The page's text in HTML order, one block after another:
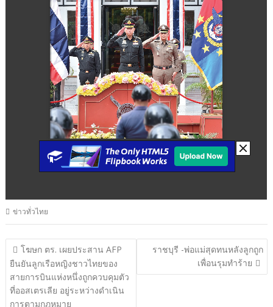
ข่าวทั่วไทย
แนะแนว
เรื่อง
โฆษก ตร. เผยประสาน AFP
ยืนยันลูกเรือหญิงชาวไทยของ
สายการบินแห่งหนึ่งถูกควบคุมตัว
ที่ออสเตรเลีย อยู่ระหว่างดำเนิน
การตามกฎหมาย
ราชบุรี -พ่อแม่สุดทนหลังลูกถูก
เพื่อนรุมทำร้าย